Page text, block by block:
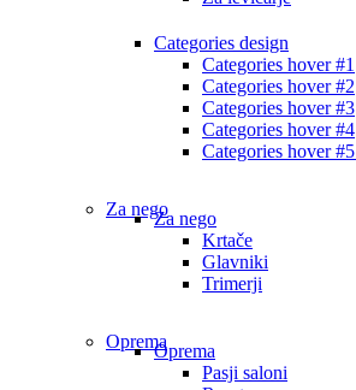
Categories design
Categories hover #1
Categories hover #2
Categories hover #3
Categories hover #4
Categories hover #5
Za negoZa nego
Krtače
Glavniki
Trimerji
OpremaOprema
Pasji saloni